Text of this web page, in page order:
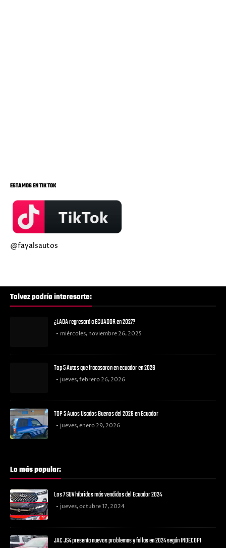
ESTAMOS EN TIK TOK
@fayalsautos
Talvez podría interesarte:
¿LADA regresará a ECUADOR en 2027?
miércoles, noviembre 26, 2025
Top 5 Autos que fracasaron en ecuador en 2026
jueves, febrero 26, 2026
TOP 5 Autos Usados Buenos del 2026 en Ecuador
jueves, enero 29, 2026
Lo más popular:
Los 7 SUV híbridos más vendidos del Ecuador 2024
jueves, octubre 17, 2024
JAC JS4 presenta nuevos problemas y fallas en 2024 según INDECOPI